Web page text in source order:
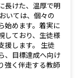
長けた、温厚で明
いては、個々の
始めます。着実に
しており、生徒様
援します。 生徒
、目標達成へ向け
強く伴走する教師